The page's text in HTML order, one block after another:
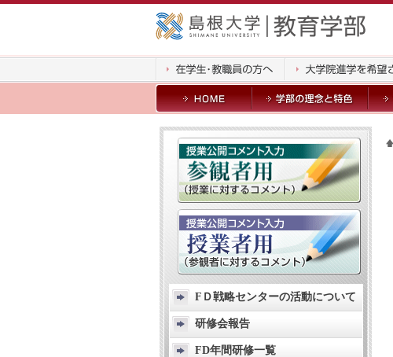
FＤ戦略センターの活動について
研修会報告
FD年間研修一覧